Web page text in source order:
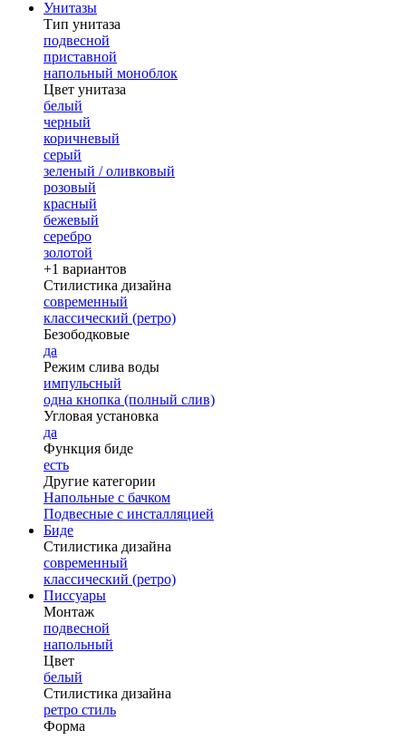
Унитазы
Тип унитаза
подвесной
приставной
напольный моноблок
Цвет унитаза
белый
черный
коричневый
серый
зеленый / оливковый
розовый
красный
бежевый
серебро
золотой
+1 вариантов
Стилистика дизайна
современный
классический (ретро)
Безободковые
да
Режим слива воды
импульсный
одна кнопка (полный слив)
Угловая установка
да
Функция биде
есть
Другие категории
Напольные с бачком
Подвесные с инсталляцией
Биде
Стилистика дизайна
современный
классический (ретро)
Писсуары
Монтаж
подвесной
напольный
Цвет
белый
Стилистика дизайна
ретро стиль
Форма